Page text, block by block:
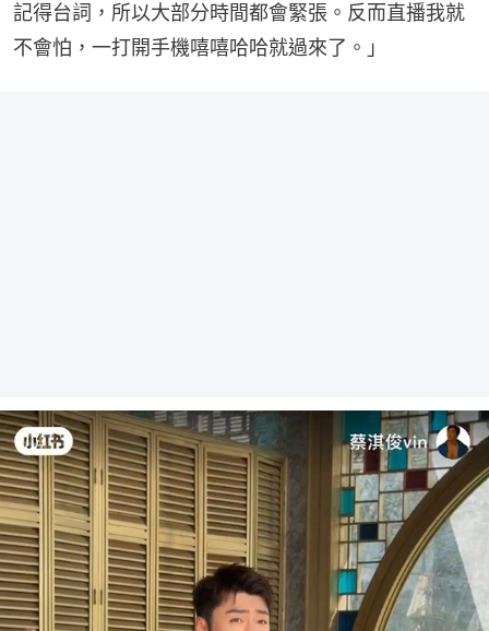
記得台詞，所以大部分時間都會緊張。反而直播我就
不會怕，一打開手機嘻嘻哈哈就過來了。」